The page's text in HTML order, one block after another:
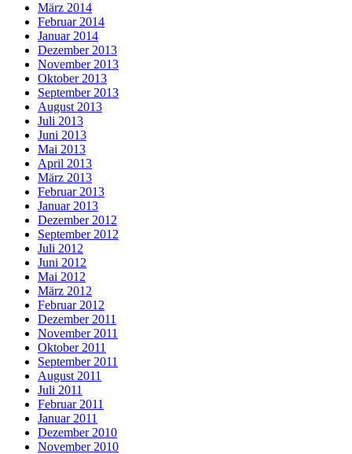
März 2014
Februar 2014
Januar 2014
Dezember 2013
November 2013
Oktober 2013
September 2013
August 2013
Juli 2013
Juni 2013
Mai 2013
April 2013
März 2013
Februar 2013
Januar 2013
Dezember 2012
September 2012
Juli 2012
Juni 2012
Mai 2012
März 2012
Februar 2012
Dezember 2011
November 2011
Oktober 2011
September 2011
August 2011
Juli 2011
Februar 2011
Januar 2011
Dezember 2010
November 2010